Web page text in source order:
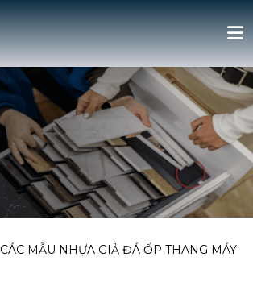
CÁC MẪU NHỰA GIẢ ĐÁ ỐP THANG MÁY